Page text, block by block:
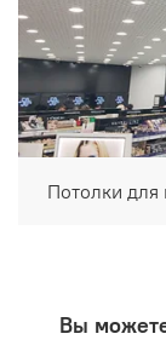
Потолки для
Вы